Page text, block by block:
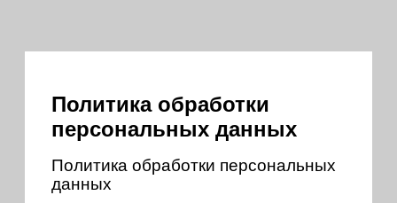
Политика обработки
персональных данных
Политика обработки персональных
данных